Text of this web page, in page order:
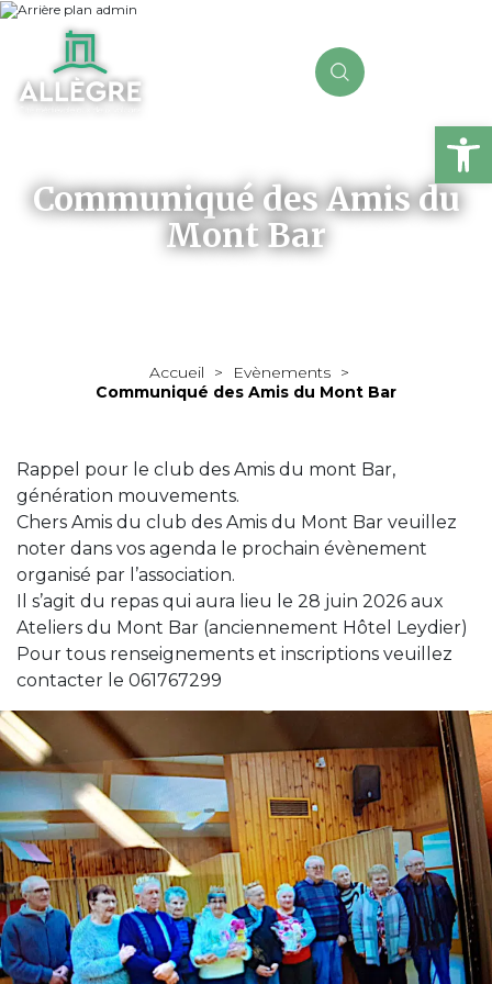
Communiqué des Amis du
Mont Bar
Accueil > Evènements >
Communiqué des Amis du Mont Bar
Rappel pour le club des Amis du mont Bar,
génération mouvements.
Chers Amis du club des Amis du Mont Bar veuillez
noter dans vos agenda le prochain évènement
organisé par l’association.
Il s’agit du repas qui aura lieu le 28 juin 2026 aux
Ateliers du Mont Bar (anciennement Hôtel Leydier)
Pour tous renseignements et inscriptions veuillez
contacter le 061767299